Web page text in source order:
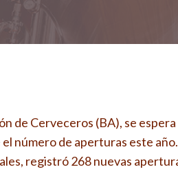
de Cerveceros (BA), se
número de aperturas este
registró 268 nuevas